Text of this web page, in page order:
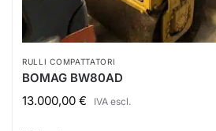
RULLI COMPATTATORI
BOMAG BW80AD
13.000,00 € IVA escl.